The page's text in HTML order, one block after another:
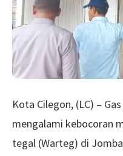
Kota Cilegon, (LC) –
mengalami kebocoran
tegal (Warteg) di